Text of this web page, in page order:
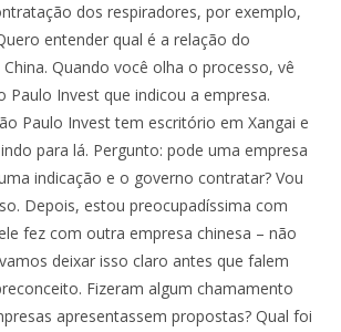
dos respiradores, por exemplo,
entender qual é a relação do
Quando você olha o processo, vê
Paulo Invest que indicou a empresa.
Paulo Invest tem escritório em Xangai e
para lá. Pergunto: pode uma empresa
indicação e o governo contratar? Vou
Depois, estou preocupadíssima com
fez com outra empresa chinesa – não
deixar isso claro antes que falem
Fizeram algum chamamento
apresentassem propostas? Qual foi